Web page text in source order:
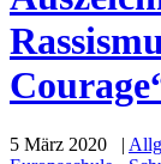
5 März 2020 |